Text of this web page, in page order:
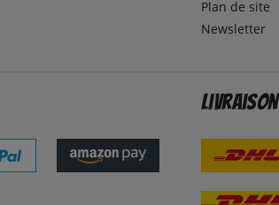
Plan de site
Newsletter
Livraison